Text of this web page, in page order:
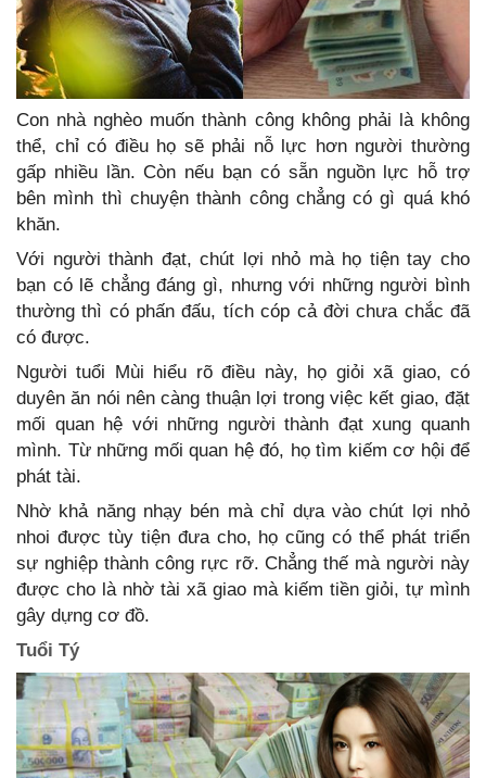
Con nhà nghèo muốn thành công không phải là không
thể, chỉ có điều họ sẽ phải nỗ lực hơn người thường
gấp nhiều lần. Còn nếu bạn có sẵn nguồn lực hỗ trợ
bên mình thì chuyện thành công chẳng có gì quá khó
khăn.
Với người thành đạt, chút lợi nhỏ mà họ tiện tay cho
bạn có lẽ chẳng đáng gì, nhưng với những người bình
thường thì có phấn đấu, tích cóp cả đời chưa chắc đã
có được.
Người tuổi Mùi hiểu rõ điều này, họ giỏi xã giao, có
duyên ăn nói nên càng thuận lợi trong việc kết giao, đặt
mối quan hệ với những người thành đạt xung quanh
mình. Từ những mối quan hệ đó, họ tìm kiếm cơ hội để
phát tài.
Nhờ khả năng nhạy bén mà chỉ dựa vào chút lợi nhỏ
nhoi được tùy tiện đưa cho, họ cũng có thể phát triển
sự nghiệp thành công rực rỡ. Chẳng thế mà người này
được cho là nhờ tài xã giao mà kiếm tiền giỏi, tự mình
gây dựng cơ đồ.
Tuổi Tý